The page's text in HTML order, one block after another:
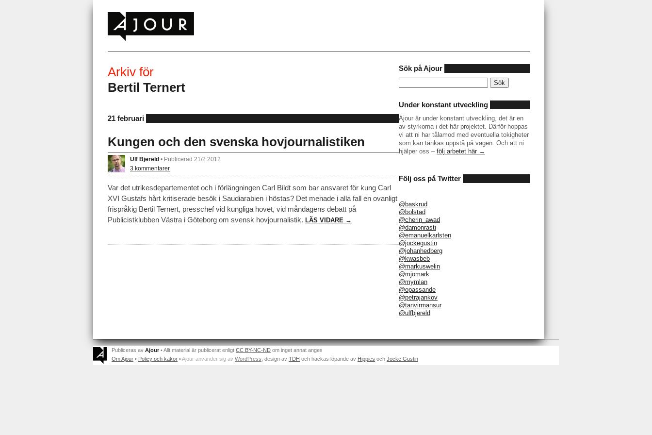
Arkiv för
Bertil Ternert
21 februari
Kungen och den svenska hovjournalistiken
Ulf Bjereld • Publicerad 21/2 2012
3 kommentarer
Var det utrikesdepartementet och i förlängningen Carl Bildt som bar ansvaret för kung Carl
XVI Gustafs hårt kritiserade besök i Saudiarabien i höstas? Det menade i alla fall en ovanligt
frispråkig Bertil Ternert, presschef vid kungliga hovet, vid måndagens debatt på
Publicistklubben Västra i Göteborg om svensk hovjournalistik. LÄS VIDARE →
Sök på Ajour
efter:
Under konstant utveckling
Ajour är under konstant utveckling, det är en
av styrkorna i det här projektet. Därför hoppas
vi att ni har tålamod med eventuella tokigheter
som kan tänkas uppstå på vägen. Och att ni
hjälper oss – följ arbetet här →
Följ oss på Twitter
@baskrud
@bolstad
@cherin_awad
@damonrasti
@emanuelkarlsten
@jockegustin
@johanhedberg
@kwasbeb
@markuswelin
@mjomark
@mymlan
@opassande
@petrajankov
@tanvirmansur
@ulfbjereld
Publiceras av Ajour • Allt material är publicerat enligt CC BY-NC-ND om inget annat anges
Om Ajour • Policy och kakor •Ajour använder sig av WordPress , design av TDH och hackas löpande av Hippies och Jocke Gustin